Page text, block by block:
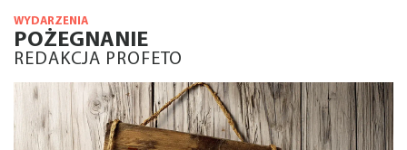
WYDARZENIA
POŻEGNANIE
REDAKCJA PROFETO